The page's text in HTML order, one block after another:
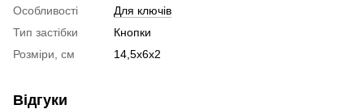
Особливості
Для ключів
Тип застібки
Кнопки
Розміри, см
14,5х6х2
Відгуки